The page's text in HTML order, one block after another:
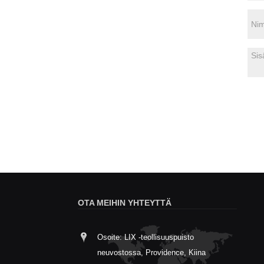
OTA MEIHIN YHTEYTTÄ
Osoite: LIX -teollisuuspuisto
neuvostossa, Providence, Kiina